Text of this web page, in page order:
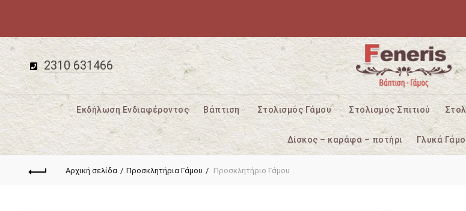
2310 631466
Εκδήλωση Ενδιαφέροντος Βάπτιση Στολισμός Γάμου Στολισμός Σπιτιού
Δίσκος – καράφα – ποτήρι Γλυκά
Αρχική σελίδα Προσκλητήρια Γάμου Προσκλητήριο Γάμου